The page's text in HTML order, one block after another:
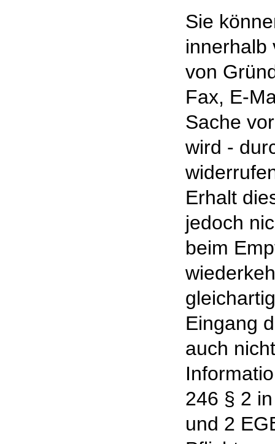
Sie
innerhalb
von
Fax, E-
Sache
wird -
Erhalt
jedoch
beim
Eingang
auch
246 § 2
und 2